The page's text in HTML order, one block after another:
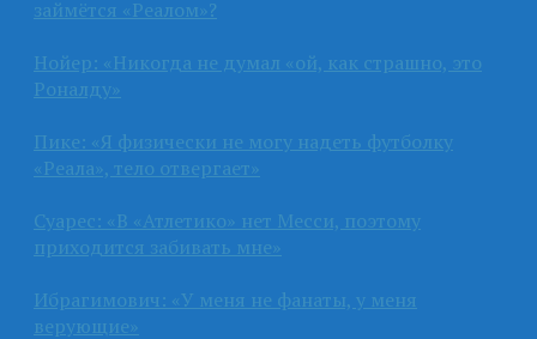
займётся «Реалом»?
Нойер: «Никогда не думал «ой, как страшно, это
Роналду»
Пике: «Я физически не могу надеть футболку
«Реала», тело отвергает»
Суарес: «В «Атлетико» нет Месси, поэтому
приходится забивать мне»
Ибрагимович: «У меня не фанаты, у меня
верующие»